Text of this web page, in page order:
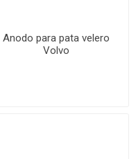
Anodo para pata velero
Volvo